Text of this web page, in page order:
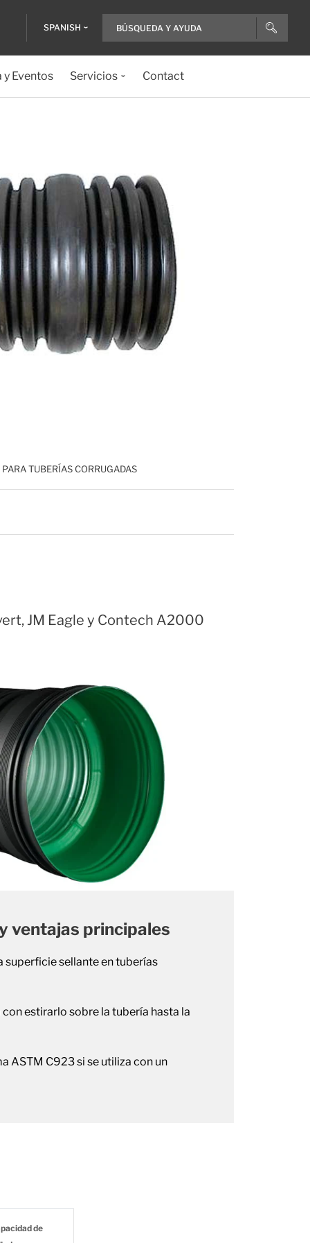
SPANISH
y Eventos Servicios Contact
TUBERÍAS CORRUGADAS
JM Eagle y Contech A2000
ventajas principales
superficie sellante en tuberías
estirarlo sobre la tubería hasta la
ASTM C923 si se utiliza con un
de